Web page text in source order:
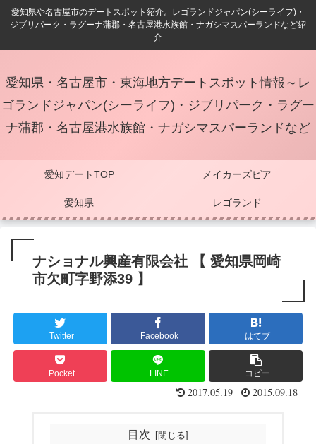
愛知県や名古屋市のデートスポット紹介。レゴランドジャパン(シーライフ)・
ジブリパーク・ラグーナ蒲郡・名古屋港水族館・ナガシマスパーランドなど紹
介
愛知県・名古屋市・東海地方デートスポット情報～レ
ゴランドジャパン(シーライフ)・ジブリパーク・ラグー
ナ蒲郡・名古屋港水族館・ナガシマスパーランドなど
愛知デートTOP メイカーズピア
愛知県 レゴランド
ナショナル興産有限会社 【 愛知県岡崎
市欠町字野添39 】
Twitter Facebook はてブ
Pocket LINE コピー
2017.05.19 2015.09.18
目次